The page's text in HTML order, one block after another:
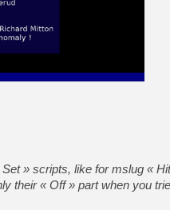
[Mo5] Brickboy cherche à
[GK] Beast of
[GK] Ubisoft : fin de partie
[GK] Mémoire cash -
[GK] Comment EA Sports
[GK] Crimson Moon : un
[GK] Isle of Reveries : le
[GK] Moonlighter 2 : The
[GK] Capcom relance
[Mo5] Deux inédits du
» scripts, like for mslug «
their « Off » part when you